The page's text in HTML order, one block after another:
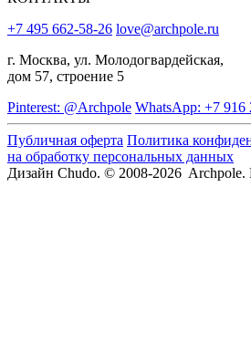
+7 495 662-58-26 love@archpole.ru
г. Москва, ул. Молодогвардейская,
дом 57, строение 5
Pinterest: @Archpole WhatsApp: +7 916
Публичная оферта Политика
на обработку персональных данных
Дизайн Chudo. © 2008-2026